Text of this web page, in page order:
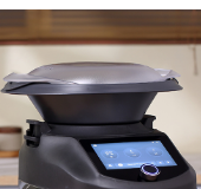
пищи с
содержанием
фритюрница
духовка
фритюрница